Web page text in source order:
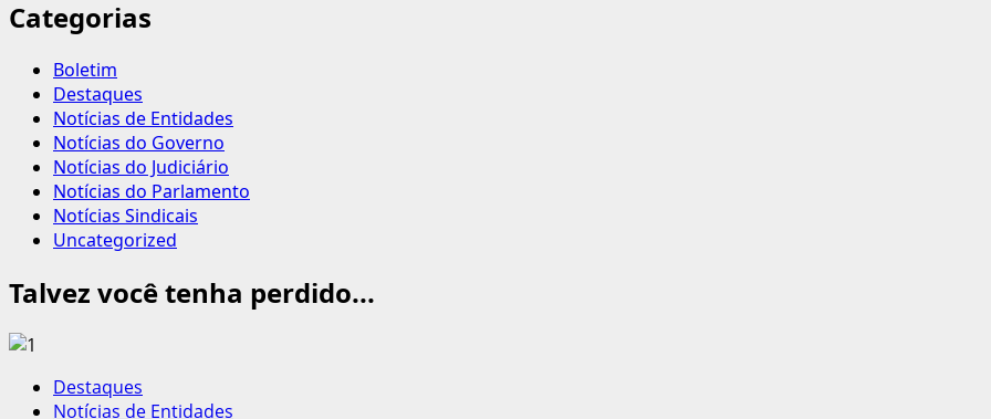
Categorias
Boletim
Destaques
Notícias de Entidades
Notícias do Governo
Notícias do Judiciário
Notícias do Parlamento
Notícias Sindicais
Uncategorized
Talvez você tenha perdido...
Destaques
Notícias de Entidades